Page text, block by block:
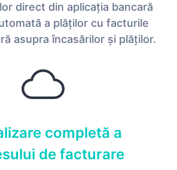
direct din aplicația bancară
a plăților cu facturile
asupra încasărilor și plăților.
completă a
de facturare